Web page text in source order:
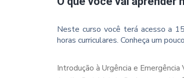
Neste curso você terá acesso a
horas curriculares. Conheça um
Introdução à Urgência e Emergência